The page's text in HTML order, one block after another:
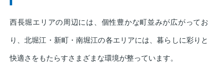
西長堀エリアの周辺には、個性豊かな町並みが広がってお
り、北堀江・新町・南堀江の各エリアには、暮らしに彩りと
快適さをもたらすさまざまな環境が整っています。